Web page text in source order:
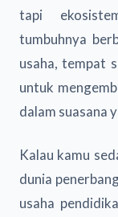
tapi
tumbuhnya
usaha, tempat
untuk
dalam suasana
Kalau kamu
dunia
usaha